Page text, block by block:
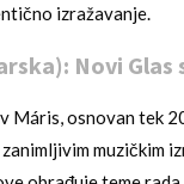
izražavanje.
Novi Glas
Máris, osnovan tek
zanimljivim muzičkim